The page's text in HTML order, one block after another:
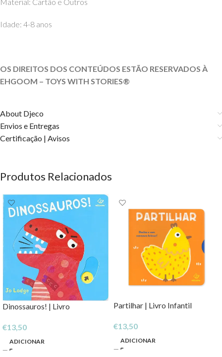
Idade: 4-8 anos
OS DIREITOS DOS CONTEÚDOS ESTÃO RESERVADOS À
EHGOOM – TOYS WITH STORIES®️
About Djeco
Envios e Entregas
Certificação | Avisos
Produtos Relacionados
Dinossauros! | Livro
€13,50
ADICIONAR
Partilhar | Livro Infantil
€13,50
ADICIONAR